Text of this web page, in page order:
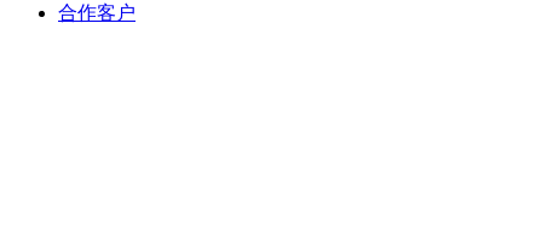
合作客户